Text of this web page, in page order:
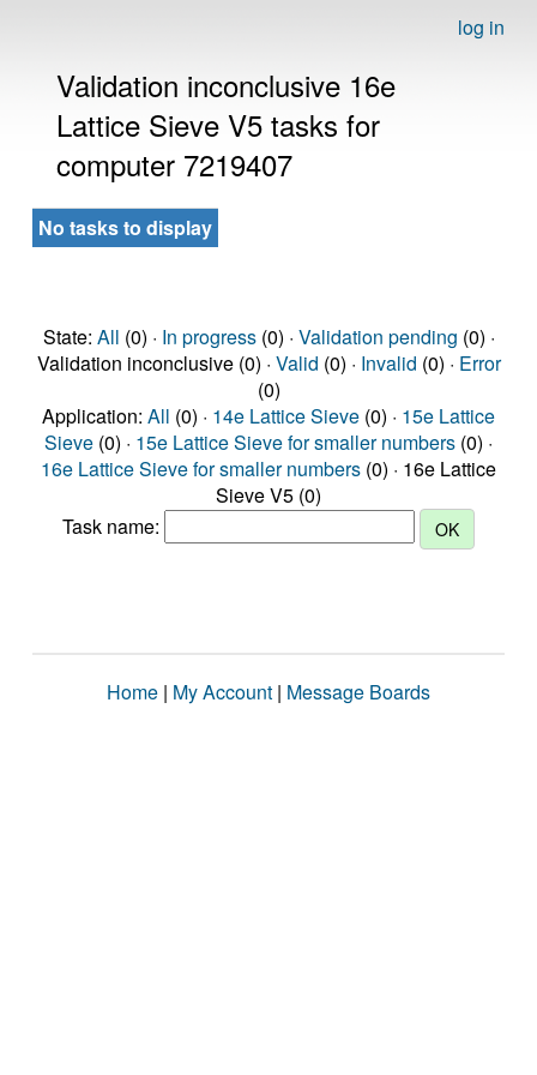
log in
Validation inconclusive 16e
Lattice Sieve V5 tasks for
computer 7219407
No tasks to display
State: All (0) · In progress(0) · Validation pending (0) ·
Validation inconclusive (0) · Valid (0) · Invalid (0) · Error
(0)
Application: All (0) · 14e Lattice Sieve (0) · 15e Lattice
Sieve (0) · 15e Lattice Sieve for smaller numbers (0) ·
16e Lattice Sieve for smaller numbers (0) · 16e Lattice
Sieve V5 (0)
Task name:
Home | My Account | Message Boards